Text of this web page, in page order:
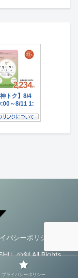
バシーポリシー
〉の剣 All Rights
プライバシーポリシー